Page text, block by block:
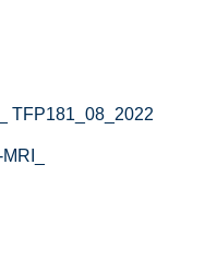
TFP181_08_2022